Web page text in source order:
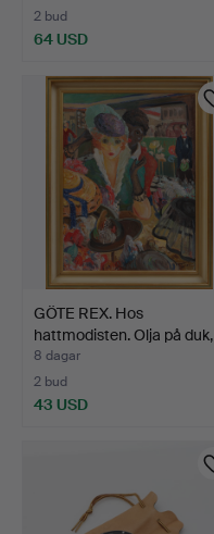
2 bud
64 USD
GÖTE REX. Hos
hattmodisten. Olja på duk,
s…
8 dagar
2 bud
43 USD